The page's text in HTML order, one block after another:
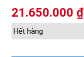
21.650.000 ₫
Hết hàng